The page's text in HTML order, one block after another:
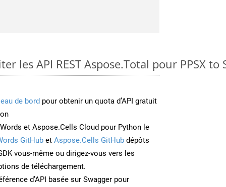
les API REST Aspose.Total pour PPSX to
de bord pour obtenir un quota d’API gratuit
et Aspose.Cells Cloud pour Python le
GitHub et Aspose.Cells GitHub dépôts
vous-même ou dirigez-vous vers les
de téléchargement.
d’API basée sur Swagger pour